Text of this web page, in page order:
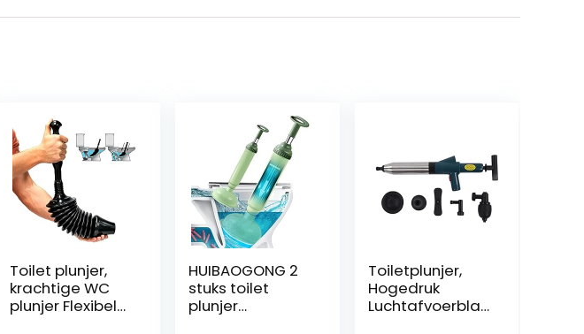
Toilet plunjer,
krachtige WC
plunjer Flexibele
HUIBAOGONG 2
stuks toilet
plunjer
Toiletplunjer,
Hogedruk
Luchtafvoerblas